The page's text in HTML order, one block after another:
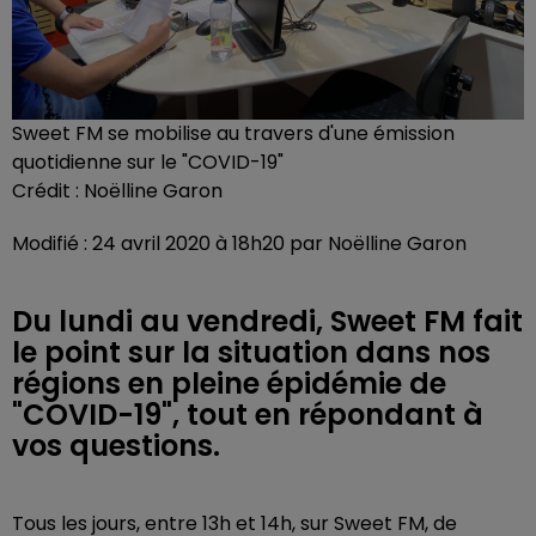
Sweet FM se mobilise au travers d'une émission
quotidienne sur le "COVID-19"
Crédit : Noëlline Garon
Modifié : 24 avril 2020 à 18h20 par Noëlline Garon
Du lundi au vendredi, Sweet FM fait
le point sur la situation dans nos
régions en pleine épidémie de
"COVID-19", tout en répondant à
vos questions.
Tous les jours, entre 13h et 14h, sur Sweet FM, de